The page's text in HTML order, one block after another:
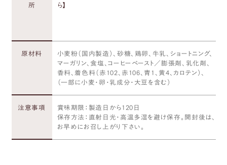
所
ら】
原材料
小麦粉（国内製造）、砂糖、鶏卵、牛乳、ショートニング、
マーガリン、食塩、コーヒーペースト／膨張剤、乳化剤、
香料、着色料（赤102、赤106、青1、黄4、カロテン）、
（一部に小麦・卵・乳成分・大豆を含む）
注意事項
賞味期限：製造日から120日
保存方法：直射日光・高温多湿を避け保存。開封後は、
お早めにお召し上がり下さい。